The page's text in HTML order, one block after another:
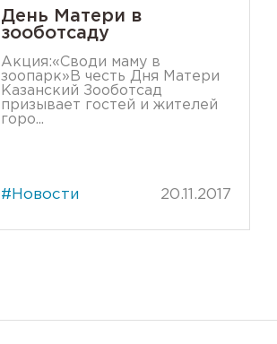
День Матери в
зооботсаду
Акция:«Своди маму в
зоопарк»В честь Дня Матери
Казанский Зооботсад
призывает гостей и жителей
горо...
#Новости 20.11.2017